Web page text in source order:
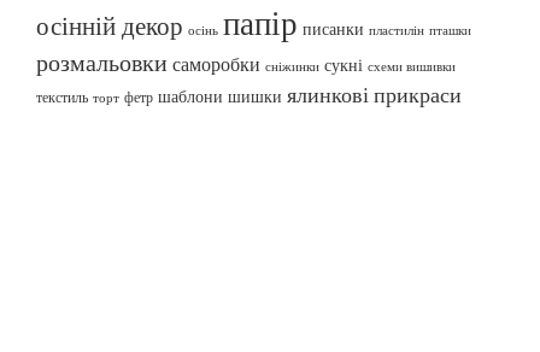
осінній декор осінь папір писанки пластилін пташки
розмальовки саморобки сніжинки сукні схеми вишивки
текстиль торт фетр шаблони шишки ялинкові прикраси